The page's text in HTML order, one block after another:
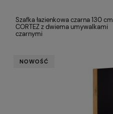
Szafka łazienkowa czarna 130 cm
CORTEZ z dwiema umywalkami
czarnymi
NOWOŚĆ